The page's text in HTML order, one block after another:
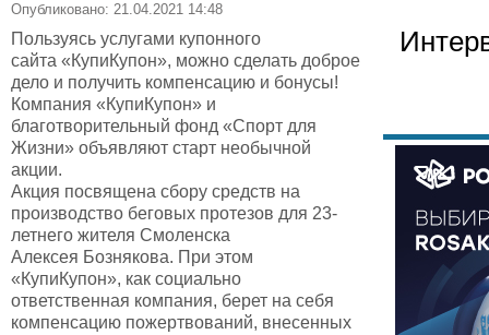
Опубликовано: 21.04.2021 14:48
Пользуясь услугами купонного
сайта «КупиКупон», можно сделать доброе
дело и получить компенсацию и бонусы!
Компания «КупиКупон» и
благотворительный фонд «Спорт для
Жизни» объявляют старт необычной
акции.
Акция посвящена сбору средств на
производство беговых протезов для 23-
летнего жителя Смоленска
Алексея Бознякова. При этом
«КупиКупон», как социально
ответственная компания, берет на себя
компенсацию пожертвований, внесенных